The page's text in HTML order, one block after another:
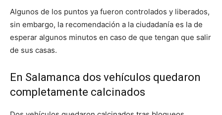
Algunos de los puntos ya fueron controlados y liberados,
sin embargo, la recomendación a la ciudadanía es la de
esperar algunos minutos en caso de que tengan que salir
de sus casas.
En Salamanca dos vehículos quedaron
completamente calcinados